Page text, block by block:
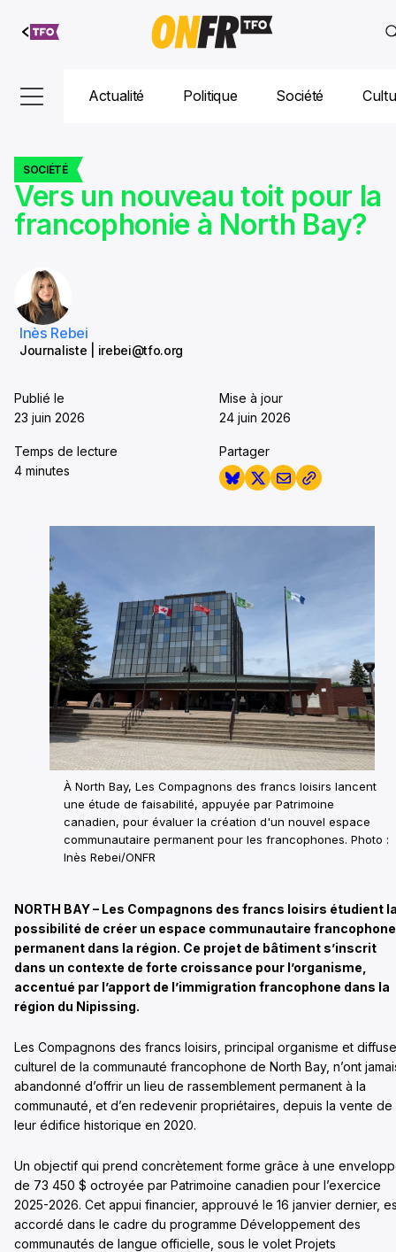
Aller au
contenu
Actualité Politique Société
SOCIÉTÉ
Vers un nouveau toit pour la
francophonie à North Bay?
Inès Rebei
Journaliste | irebei@tfo.org
Publié le
23 juin 2026
Mise à jour
24 juin 2026
Temps de lecture
4 minutes
Partager
À North Bay, Les Compagnons des francs loisirs lancent
une étude de faisabilité, appuyée par Patrimoine
canadien, pour évaluer la création d'un nouvel espace
communautaire permanent pour les francophones. Photo :
Inès Rebei/ONFR
NORTH BAY – Les Compagnons des francs loisirs étudient
possibilité de créer un espace communautaire francophone
permanent dans la région. Ce projet de bâtiment s’inscrit
dans un contexte de forte croissance pour l’organisme,
accentué par l’apport de l’immigration francophone dans la
région du Nipissing.
Les Compagnons des francs loisirs, principal organisme et
culturel de la communauté francophone de North Bay, n’ont
abandonné d’offrir un lieu de rassemblement permanent à la
communauté, et d’en redevenir propriétaires, depuis la vente de
leur édifice historique en 2020.
Un objectif qui prend concrètement forme grâce à une
de 73 450 $ octroyée par Patrimoine canadien pour l’exercice
2025-2026. Cet appui financier, approuvé le 16 janvier dernier,
accordé dans le cadre du programme Développement des
communautés de langue officielle, sous le volet Projets